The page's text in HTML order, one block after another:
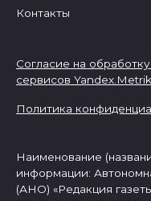
Контакты
Согласие на
сервисов
Политика
Наименование
информации:
(АНО) «Редакция